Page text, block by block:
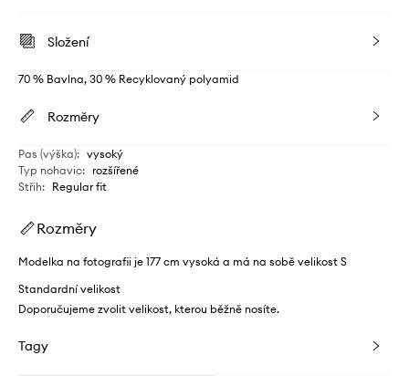
Složení
70 % Bavlna, 30 % Recyklovaný polyamid
Rozměry
Pas (výška): vysoký
Typ nohavic: rozšířené
Střih: Regular fit
Rozměry
Modelka na fotografii je 177 cm vysoká a má na sobě velikost S
Standardní velikost
Doporučujeme zvolit velikost, kterou běžně nosíte.
Tagy